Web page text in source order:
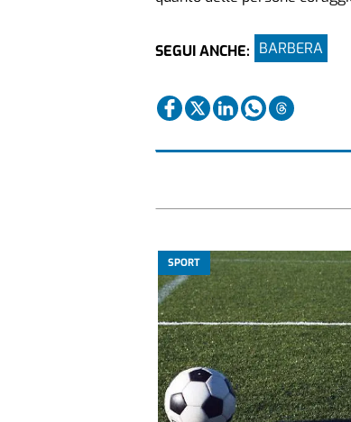
SEGUI ANCHE: BARBERA
SPORT